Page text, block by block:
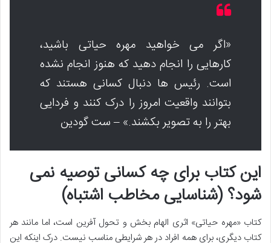
«اگر می خواهید مهره حیاتی باشید،
کارهایی را انجام دهید که هنوز انجام نشده
است. رئیس ها دنبال کسانی هستند که
بتوانند واقعیت امروز را درک کنند و فردایی
بهتر را به تصویر بکشند.» – ست گودین
این کتاب برای چه کسانی توصیه نمی
شود؟ (شناسایی مخاطب اشتباه)
کتاب «مهره حیاتی» اثری الهام بخش و تحول آفرین است، اما مانند هر
کتاب دیگری، برای همه افراد در هر شرایطی مناسب نیست. درک اینکه این